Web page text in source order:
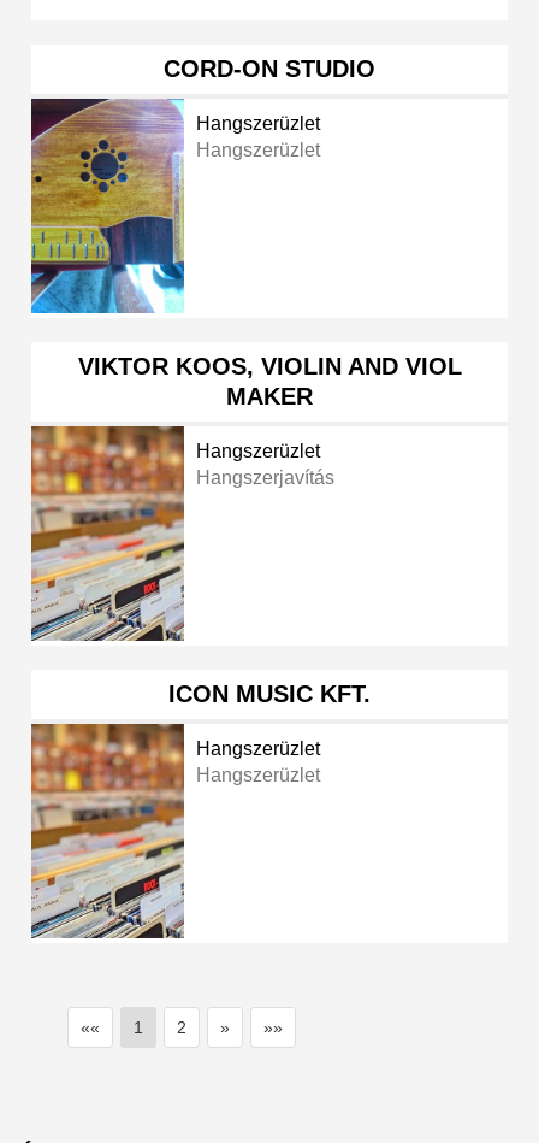
CORD-ON STUDIO
Hangszerüzlet
Hangszerüzlet
VIKTOR KOOS, VIOLIN AND VIOL
MAKER
Hangszerüzlet
Hangszerjavítás
ICON MUSIC KFT.
Hangszerüzlet
Hangszerüzlet
«« 1 2 » »»